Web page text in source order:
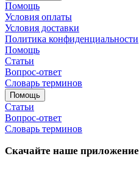
Помощь
Условия оплаты
Условия доставки
Политика конфиденциальности
Помощь
Статьи
Вопрос-ответ
Словарь терминов
Помощь
Статьи
Вопрос-ответ
Словарь терминов
Скачайте наше приложение